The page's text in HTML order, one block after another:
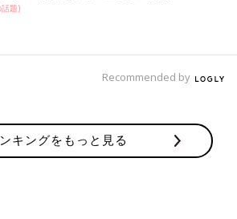
促され、冷え性の緩和が期待できます。
しょう。さらに、代謝の過程で出る老廃物
話題)
Recommended by
キングをもっと見る